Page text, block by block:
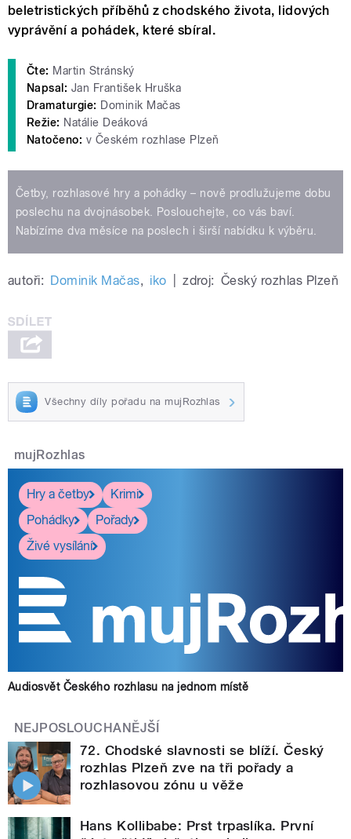
beletristických příběhů z chodského života, lidových
vyprávění a pohádek, které sbíral.
Čte: Martin Stránský
Napsal: Jan František Hruška
Dramaturgie: Dominik Mačas
Režie: Natálie Deáková
Natočeno: v Českém rozhlase Plzeň
Četby, rozhlasové hry a pohádky – nově prodlužujeme dobu
poslechu na dvojnásobek. Poslouchejte, co vás baví.
Nabízíme dva měsíce na poslech i širší nabídku k výběru.
autoři: Dominik Mačas, iko zdroj: Český rozhlas Plzeň
Všechny díly pořadu na mujRozhlas
mujRozhlas
Hry a četby
Krimi
Pohádky
Pořady
Živé vysílání
Audiosvět Českého rozhlasu na jednom místě
NEJPOSLOUCHANĚJŠÍ
72. Chodské slavnosti se blíží. Český
rozhlas Plzeň zve na tři pořady a
rozhlasovou zónu u věže
Hans Kollibabe: Prst trpaslíka. První